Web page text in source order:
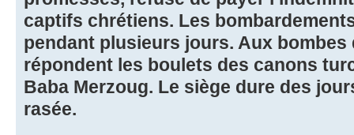
captifs chrétiens. Les
pendant plusieurs jours. Aux
répondent les boulets des canons
Baba Merzoug. Le siège dure des
rasée.